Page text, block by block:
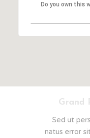
Do you own this
Grand
Sed ut
natus error